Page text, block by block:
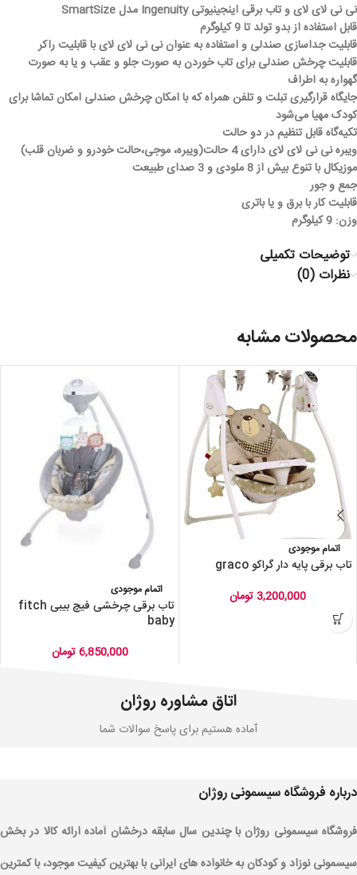
نی نی لای لای و تاب برقی اینجینیوتی Ingenuity مدل SmartSize
قابل استفاده از بدو تولد تا 9 کیلوگرم
قابلیت جداسازی صندلی و استفاده به عنوان نی نی لای لای با قابلیت راکر
قابلیت چرخش صندلی برای تاب خوردن به صورت جلو و عقب و یا به صورت
گهواره به اطراف
جایگاه قرارگیری تبلت و تلفن همراه که با امکان چرخش صندلی امکان تماشا برای
کودک مهیا می‌شود
تکیه‌گاه قابل تنظیم در دو حالت
ویبره نی نی لای لای دارای 4 حالت(ویبره، موجی،حالت خودرو و ضربان قلب)
موزیکال با تنوع بیش از 8 ملودی و 3 صدای طبیعت
جمع و جور
قابلیت کار با برق و یا باتری
وزن: 9 کیلوگرم
توضیحات تکمیلی
نظرات (0)
محصولات مشابه
اتمام موجودی
تاب برقی پایه دار گراکو graco
3,200,000 تومان اتمام موجودی
تاب برقی چرخشی فیچ بیبی fitch
baby
6,850,000تومان
اتاق مشاوره روژان
آماده هستیم برای پاسخ سوالات شما
درباره فروشگاه سیسمونی روژان
فروشگاه سیسمونی روژان با چندین سال سابقه درخشان آماده ارائه کالا در بخش
سیسمونی نوزاد و کودکان به خانواده های ایرانی با بهترین کیفیت موجود، با کمترین